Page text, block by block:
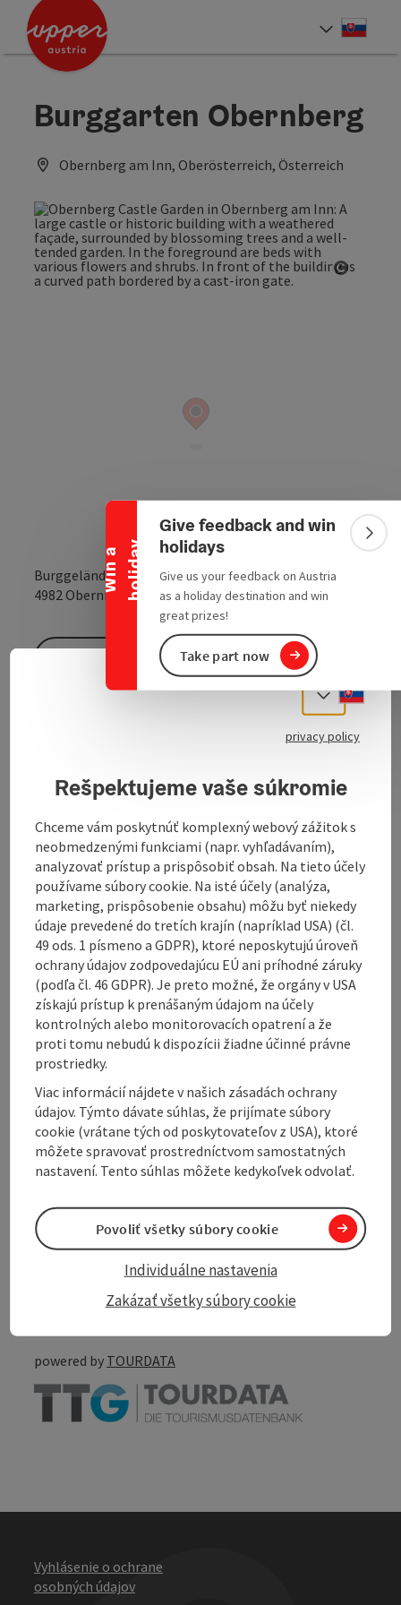
Accesskey
Accesskey
W
i
n
a
h
o
l
i
d
a y
Collapse banner
Give feedback and win
holidays
Give us your feedback on Austria
as a holiday destination and win
great prizes!
Take part now
Burggarten Obernberg
Obernberg am Inn, Oberösterreich, Österreich
Burggelände
4982 Obernberg am Inn open in
Medieval castle garden in Obernberg—an herb garden
with arbors, scented benches, climbing roses, and wild
grapevines.
Contact
Opening hours
Arrival
Suitability
Accessibility
Create PDF
Print article
Nearby
powered by TOURDATA
Vyhlásenie o ochrane
osobných údajov
Select
privacy policy
Rešpektujeme vaše súkromie
Chceme vám poskytnúť komplexný webový zážitok s
neobmedzenými funkciami (napr. vyhľadávaním),
analyzovať prístup a prispôsobiť obsah. Na tieto účely
používame súbory cookie. Na isté účely (analýza,
marketing, prispôsobenie obsahu) môžu byť niekedy
údaje prevedené do tretích krajín (napríklad USA) (čl.
49 ods. 1 písmeno a GDPR), ktoré neposkytujú úroveň
ochrany údajov zodpovedajúcu EÚ ani príhodné záruky
(podľa čl. 46 GDPR). Je preto možné, že orgány v USA
získajú prístup k prenášaným údajom na účely
kontrolných alebo monitorovacích opatrení a že
proti tomu nebudú k dispozícii žiadne účinné právne
prostriedky.
Viac informácií nájdete v našich zásadách ochrany
údajov. Týmto dávate súhlas, že prijímate súbory
cookie (vrátane tých od poskytovateľov z USA), ktoré
môžete spravovať prostredníctvom samostatných
nastavení. Tento súhlas môžete kedykoľvek odvolať.
Zakázať všetky súbory cookie
Individuálne nastavenia
Povoliť všetky súbory cookie